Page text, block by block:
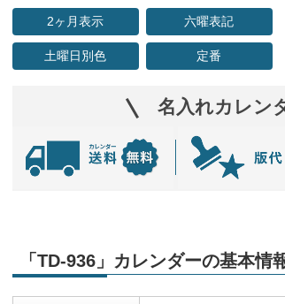
2ヶ月表示 六曜表記
土曜日別色 定番
名入れカレン
「TD-936」カレンダーの基本情